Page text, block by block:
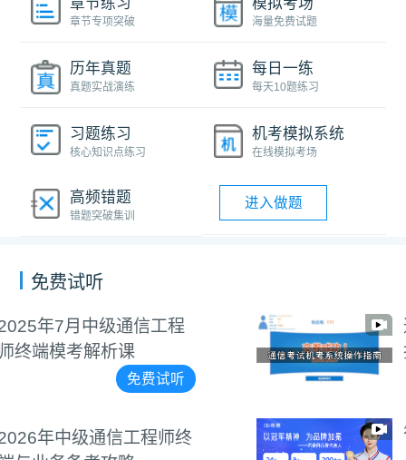
章节专项突破 海量免费试题
历年真题
真题实战演练
每日一练
每天10题练习
习题练习
核心知识点练习
机考模拟系统
在线模拟考场
高频错题
错题突破集训
进入做题
免费试听
通信工程师机考系统操作
免费试听
希赛品牌代言视频